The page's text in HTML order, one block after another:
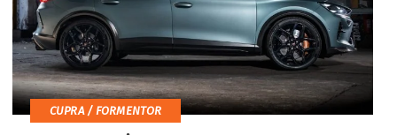
CUPRA / FORMENTOR